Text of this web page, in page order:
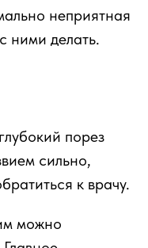
неприятная
ними делать.
порез
сильно,
к врачу.
можно